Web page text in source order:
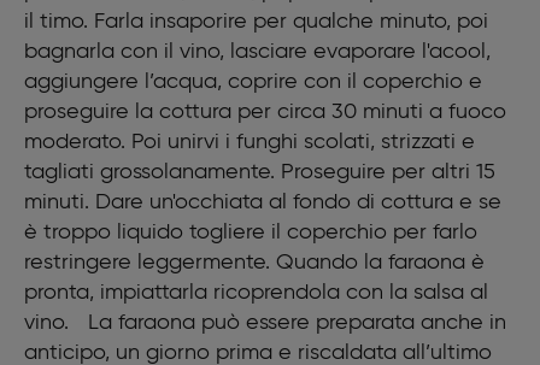
½ zucca mantovana o regina
Sale grosso dolce di Cervia
Una decina di fave di cacao tritate
il timo. Farla insaporire per qualche minuto, poi
bagnarla con il vino, lasciare evaporare l'acool,
aggiungere l’acqua, coprire con il coperchio e
proseguire la cottura per circa 30 minuti a fuoco
moderato. Poi unirvi i funghi scolati, strizzati e
tagliati grossolanamente. Proseguire per altri 15
minuti. Dare un'occhiata al fondo di cottura e se
è troppo liquido togliere il coperchio per farlo
restringere leggermente. Quando la faraona è
pronta, impiattarla ricoprendola con la salsa al
vino. La faraona può essere preparata anche in
anticipo, un giorno prima e riscaldata all’ultimo